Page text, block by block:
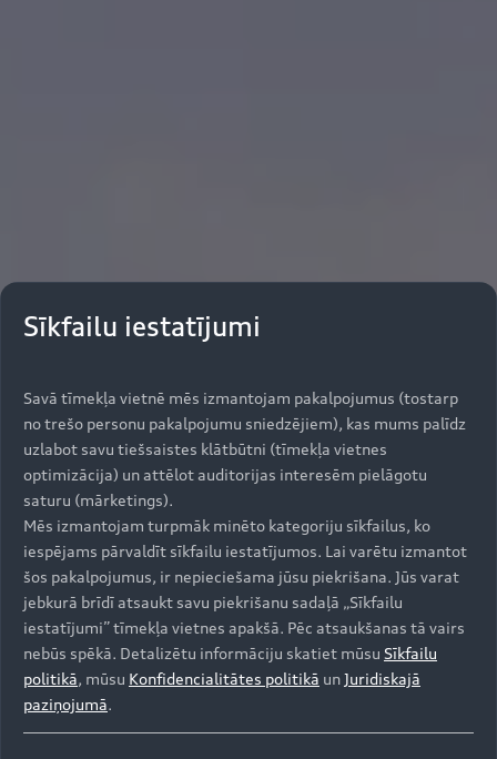
Sīkfailu iestatījumi
Savā tīmekļa vietnē mēs izmantojam pakalpojumus (tostarp
no trešo personu pakalpojumu sniedzējiem), kas mums palīdz
uzlabot savu tiešsaistes klātbūtni (tīmekļa vietnes
optimizācija) un attēlot auditorijas interesēm pielāgotu
saturu (mārketings).
Mēs izmantojam turpmāk minēto kategoriju sīkfailus, ko
iespējams pārvaldīt sīkfailu iestatījumos. Lai varētu izmantot
šos pakalpojumus, ir nepieciešama jūsu piekrišana. Jūs varat
jebkurā brīdī atsaukt savu piekrišanu sadaļā „Sīkfailu
iestatījumi” tīmekļa vietnes apakšā. Pēc atsaukšanas tā vairs
nebūs spēkā. Detalizētu informāciju skatiet mūsu Sīkfailu
politikā, mūsu Konfidencialitātes politikā unJuridiskajā
paziņojumā.